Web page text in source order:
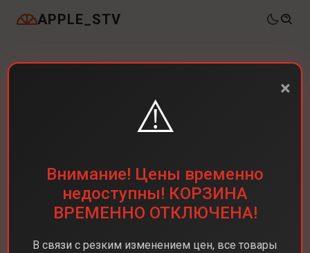
APPLE_STV
×
⚠️
Внимание! Цены временно
недоступны! КОРЗИНА
ВРЕМЕННО ОТКЛЮЧЕНА!
В связи с резким изменением цен, все товары